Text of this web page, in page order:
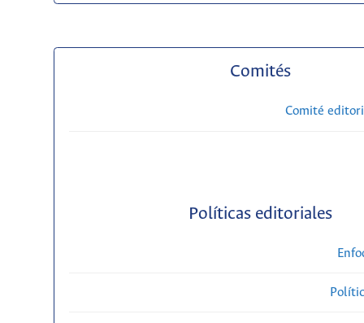
Comités
Comité
Políticas editoriales